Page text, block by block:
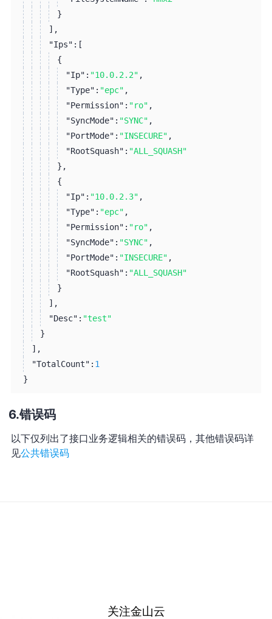
}
] ,
"Ips": [
{
"Ip": "10.0.2.2" ,
"Type": "epc" ,
"Permission": "ro" ,
"SyncMode": "SYNC" ,
"PortMode": "INSECURE" ,
"RootSquash": "ALL_SQUASH"
} ,
{
"Ip": "10.0.2.3" ,
"Type": "epc" ,
"Permission": "ro" ,
"SyncMode": "SYNC" ,
"PortMode": "INSECURE" ,
"RootSquash": "ALL_SQUASH"
}
] ,
"Desc": "test"
}
] ,
"TotalCount": 1
}
错误码
以下仅列出了接口业务逻辑相关的错误码，其他错误码详
见公共错误码
关注金山云